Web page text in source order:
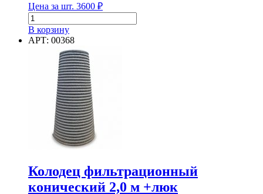
Цена за шт. 3600 ₽
Количество
товара
Колодец
дренажный
крышкой,
отвода
110мм
В корзину
АРТ: 00368
Колодец фильтрационный
конический 2,0 м +люк